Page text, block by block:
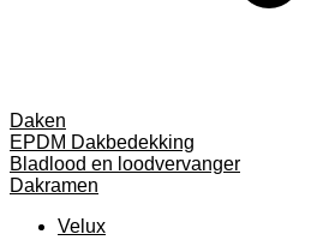
Daken
EPDM Dakbedekking
Bladlood en loodvervanger
Dakramen
Velux